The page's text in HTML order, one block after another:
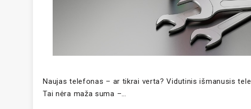
Naujas telefonas – ar tikrai verta? Vidutinis išmanusis
Tai nėra maža suma –…